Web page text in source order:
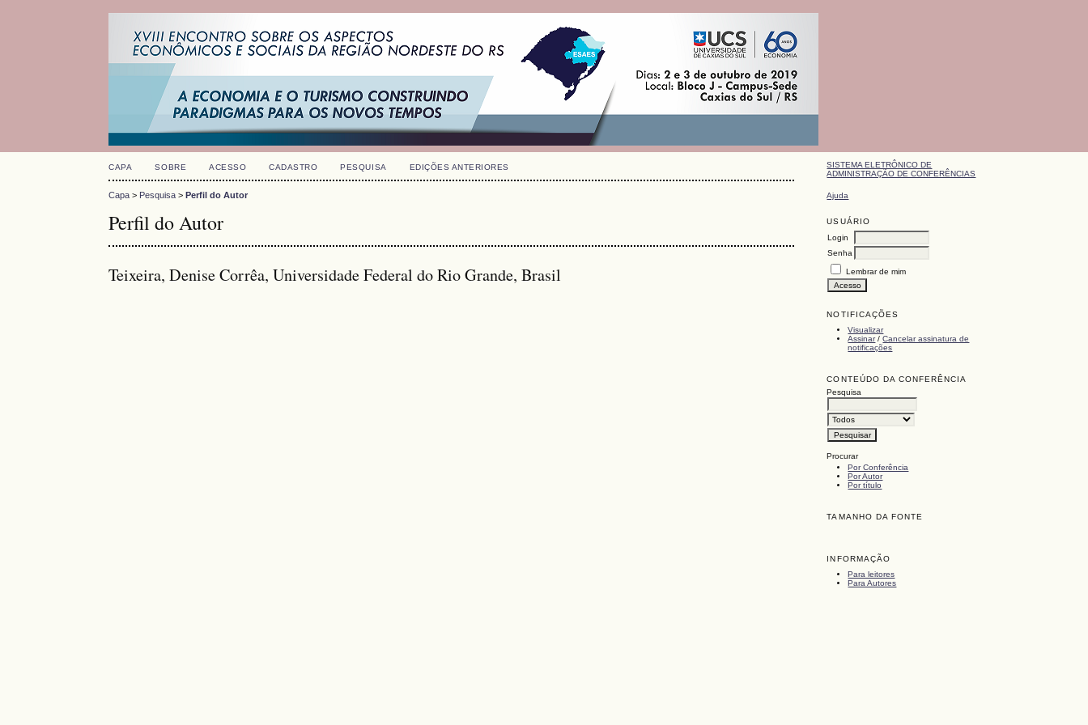
SISTEMA ELETRÔNICO DE
ADMINISTRAÇÃO DE CONFERÊNCIAS
Ajuda
USUÁRIO
Login
Senha
Lembrar de mim
NOTIFICAÇÕES
Visualizar
Assinar/Cancelar assinatura de
notificações
CONTEÚDO DA CONFERÊNCIA
Pesquisa
Procurar
Por Conferência
Por Autor
Por título
TAMANHO DA FONTE
INFORMAÇÃO
Para leitores
Para Autores
CAPA SOBRE ACESSO CADASTRO PESQUISA EDIÇÕES ANTERIORES
Capa > Pesquisa >Perfil do Autor
Perfil do Autor
Teixeira, Denise Corrêa, Universidade Federal do Rio Grande, Brasil